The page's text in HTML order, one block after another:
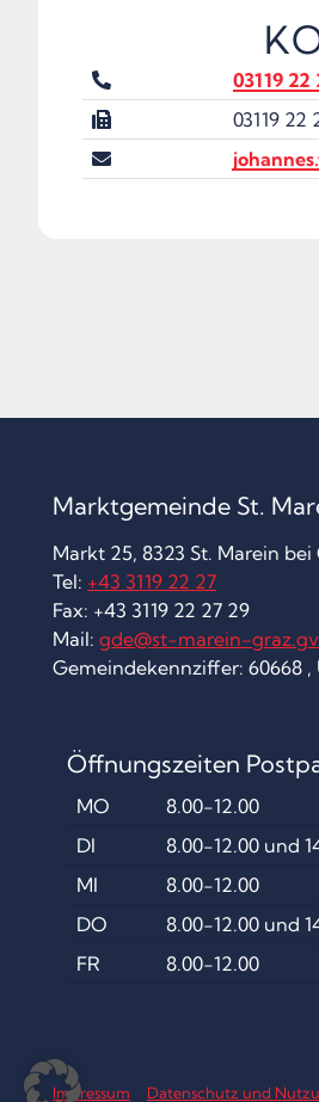
03119 22
03119 22
Marktgemeinde St.
Markt 25, 8323 St. Marein bei
Tel: +43 3119 22 27
Fax: +43 3119 22 27 29
Mail: gde@st-marein-
Gemeindekennziffer: 60668 ,
Öffnungszeiten
MO
8.00-12.00
DI
8.00-12.00 und
MI
8.00-12.00
DO
8.00-12.00 und
FR
8.00-12.00
Impressum Datenschutz und